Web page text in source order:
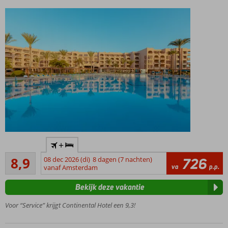
het
strand
2 à-la-
Entertainment
oud
8,9
Aanrader
16
beoordelingen
+
08 dec 2026 (di) 8 dagen (7 nachten)
vanaf Amsterdam
va 726 p.p.
Voor “Service” krijgt Continental Hotel een 9,3!
Bekijk deze vakantie